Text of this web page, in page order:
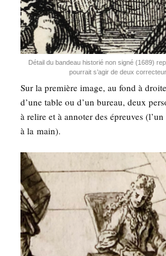
Détail du ban­deau his­to­rié non signé (1689)
pour­rait s’a­gir de deux
Sur la pre­mière image, au fond à
d’une table ou d’un bureau, deux
à relire et à anno­ter des épreuves
à la main).